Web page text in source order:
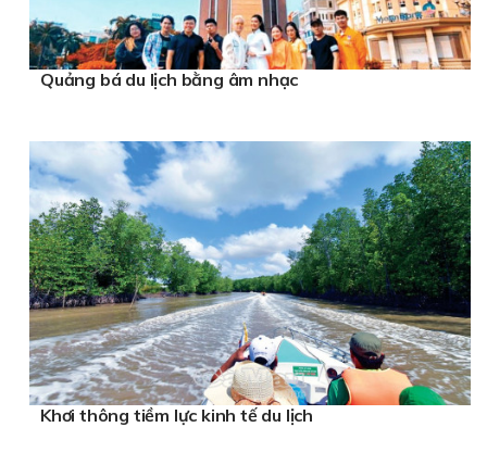
Quảng bá du lịch bằng âm nhạc
Khơi thông tiềm lực kinh tế du lịch